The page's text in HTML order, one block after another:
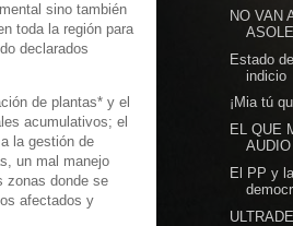
sino también
toda la región para
declarados
de plantas* y el
acumulativos; el
la gestión de
un mal manejo
zonas donde se
afectados y
NO VAN
Estado
indicio
¡Mia tú
EL QUE
El PP y